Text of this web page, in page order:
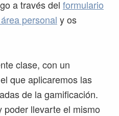
a través del formulario
personal y os
clase, con un
que aplicaremos las
de la gamificación.
poder llevarte el mismo